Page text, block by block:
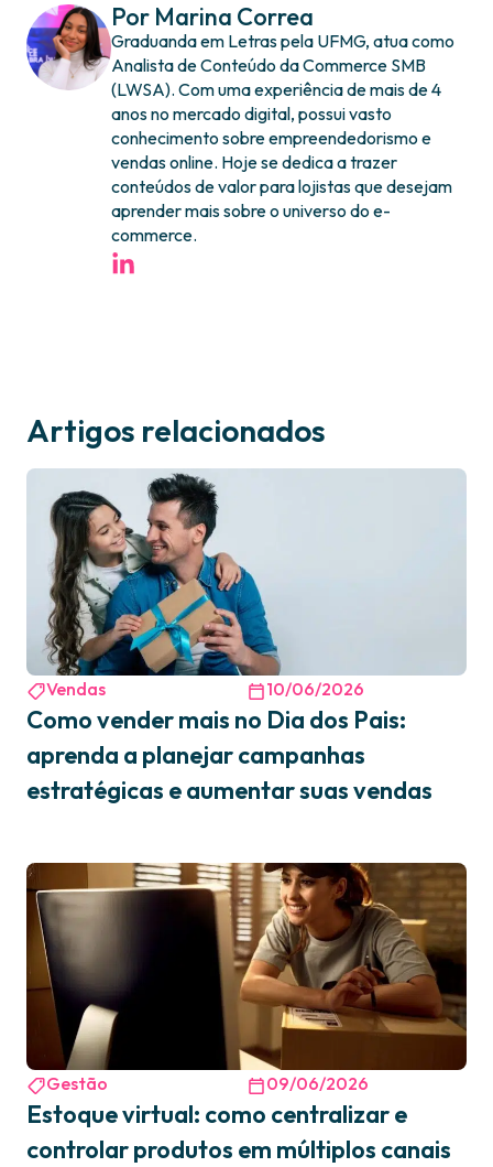
Por Marina Correa
Graduanda em Letras pela UFMG, atua como
Analista de Conteúdo da Commerce SMB
(LWSA). Com uma experiência de mais de 4
anos no mercado digital, possui vasto
conhecimento sobre empreendedorismo e
vendas online. Hoje se dedica a trazer
conteúdos de valor para lojistas que desejam
aprender mais sobre o universo do e-
commerce.
Artigos relacionados
Vendas 10/06/2026
Como vender mais no Dia dos Pais:
aprenda a planejar campanhas
estratégicas e aumentar suas vendas
Gestão 09/06/2026
Estoque virtual: como centralizar e
controlar produtos em múltiplos canais